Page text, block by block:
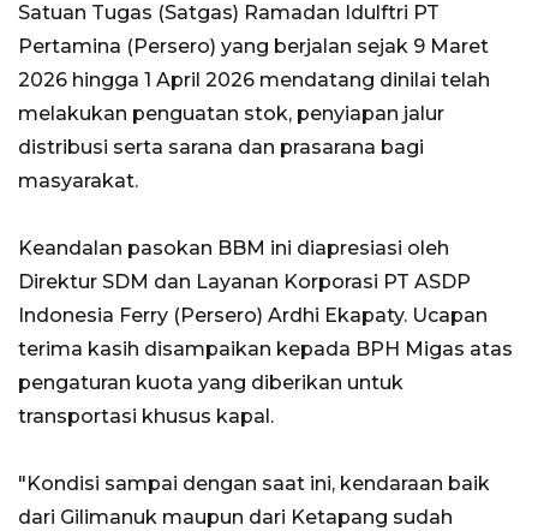
Satuan Tugas (Satgas) Ramadan Idulftri PT
Pertamina (Persero) yang berjalan sejak 9 Maret
2026 hingga 1 April 2026 mendatang dinilai telah
melakukan penguatan stok, penyiapan jalur
distribusi serta sarana dan prasarana bagi
masyarakat.
Keandalan pasokan BBM ini diapresiasi oleh
Direktur SDM dan Layanan Korporasi PT ASDP
Indonesia Ferry (Persero) Ardhi Ekapaty. Ucapan
terima kasih disampaikan kepada BPH Migas atas
pengaturan kuota yang diberikan untuk
transportasi khusus kapal.
"Kondisi sampai dengan saat ini, kendaraan baik
dari Gilimanuk maupun dari Ketapang sudah